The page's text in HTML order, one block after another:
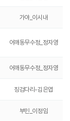
가야_이시내
어깨동무수정_정자영
어깨동무수정_정자영
징검다리-김은엽
부민_이정임